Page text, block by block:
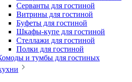
Серванты для гостиной
Витрины для гостиной
Буфеты для гостиной
Шкафы-купе для гостиной
Стеллажи для гостиной
Полки для гостиной
и тумбы для гостиных